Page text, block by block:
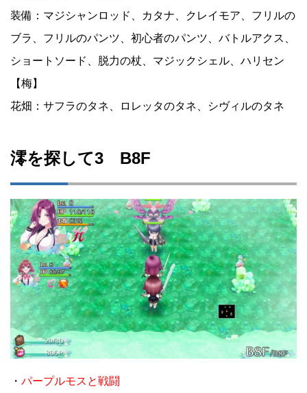
装備：マジシャンロッド、カタナ、クレイモア、フリルの
ブラ、フリルのパンツ、初心者のパンツ、バトルアクス、
ショートソード、脱力の杖、マジックシェル、ハリセン
【梅】
花畑：サフラのタネ、ロレッタのタネ、シヴィルのタネ
澪を探して3 B8F
・ パープルモスと戦闘